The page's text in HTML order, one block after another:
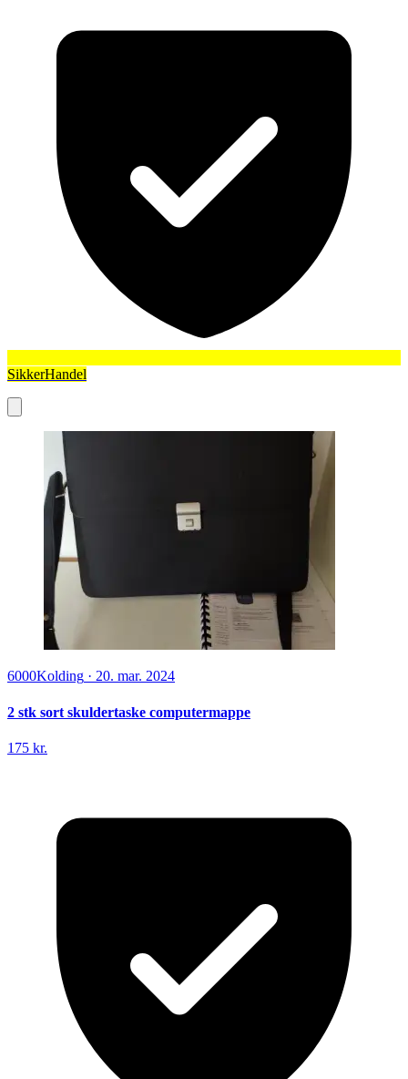
SikkerHandel
6000Kolding · 20. mar. 2024
2 stk sort skuldertaske computermappe
175 kr.